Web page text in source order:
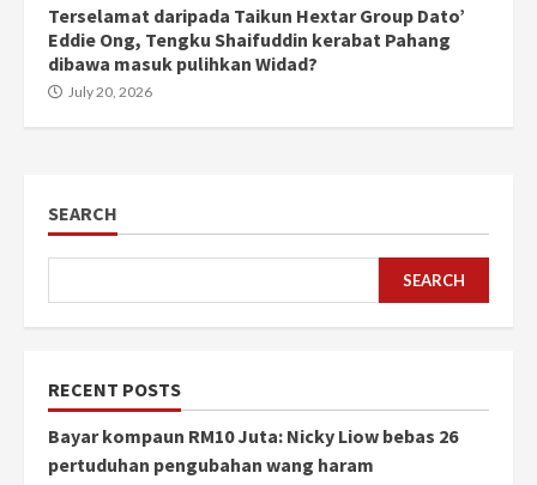
Terselamat daripada Taikun Hextar Group Dato’
Eddie Ong, Tengku Shaifuddin kerabat Pahang
dibawa masuk pulihkan Widad?
July 20, 2026
SEARCH
SEARCH
RECENT POSTS
Bayar kompaun RM10 Juta: Nicky Liow bebas 26
pertuduhan pengubahan wang haram